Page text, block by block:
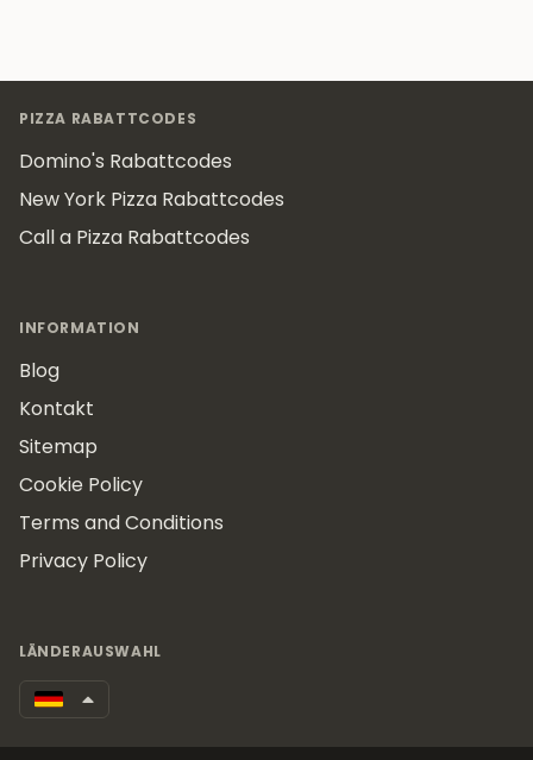
PIZZA RABATTCODES
Domino's Rabattcodes
New York Pizza Rabattcodes
Call a Pizza Rabattcodes
INFORMATION
Blog
Kontakt
Sitemap
Cookie Policy
Terms and Conditions
Privacy Policy
LÄNDERAUSWAHL